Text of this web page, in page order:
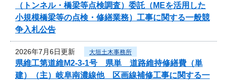
（トンネル・橋梁等点検調査）委託（MEを活用した
小規模橋梁等の点検・修繕業務）工事に関する一般競
争入札公告
2026年7月6日更新 大垣土木事務所
県維工第道維M2-3-1号 県単 道路維持修繕費（単
建）（主）岐阜南濃線他 区画線補修工事に関する一